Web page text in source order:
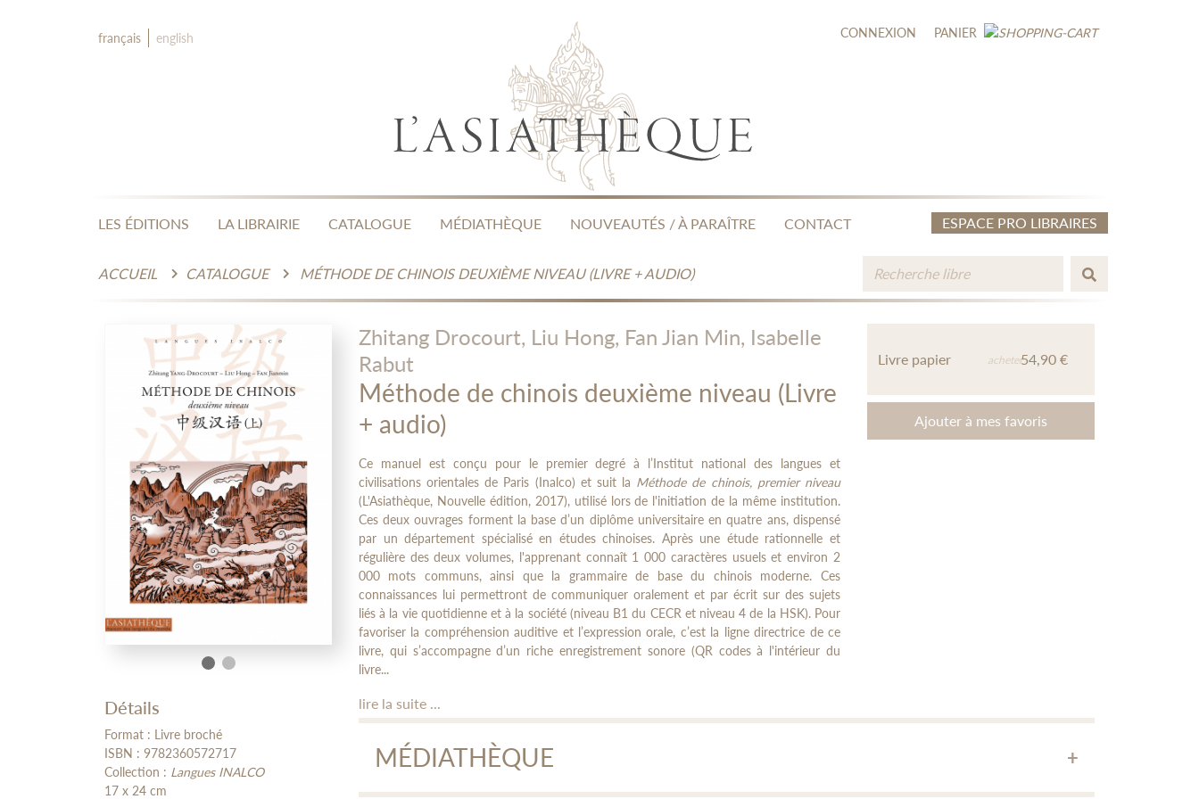
français english CONNEXION PANIER
LES ÉDITIONS LA LIBRAIRIE CATALOGUE MÉDIATHÈQUE NOUVEAUTÉS / À PARAÎTRE CONTACT ESPACE PRO LIBRAIRES
ACCUEIL CATALOGUE MÉTHODE DE CHINOIS DEUXIÈME NIVEAU (LIVRE + AUDIO)
Détails
Format : Livre broché
ISBN : 9782360572717
Collection : Langues INALCO
17 x 24 cm
Zhitang Drocourt, Liu Hong, Fan Jian Min, Isabelle
Rabut
Méthode de chinois deuxième niveau (Livre
+ audio)
Ce manuel est conçu pour le premier degré à l’Institut national des langues et
civilisations orientales de Paris (Inalco) et suit la Méthode de chinois, premier niveau
(L'Asiathèque, Nouvelle édition, 2017), utilisé lors de l'initiation de la même institution.
Ces deux ouvrages forment la base d’un diplôme universitaire en quatre ans, dispensé
par un département spécialisé en études chinoises. Après une étude rationnelle et
régulière des deux volumes, l'apprenant connaît 1 000 caractères usuels et environ 2
000 mots communs, ainsi que la grammaire de base du chinois moderne. Ces
connaissances lui permettront de communiquer oralement et par écrit sur des sujets
liés à la vie quotidienne et à la société (niveau B1 du CECR et niveau 4 de la HSK). Pour
favoriser la compréhension auditive et l’expression orale, c’est la ligne directrice de ce
livre, qui s’accompagne d’un riche enregistrement sonore (QR codes à l'intérieur du
livre...
lire la suite ...
Livre papier acheter54,90 €
Ajouter à mes favoris
MÉDIATHÈQUE